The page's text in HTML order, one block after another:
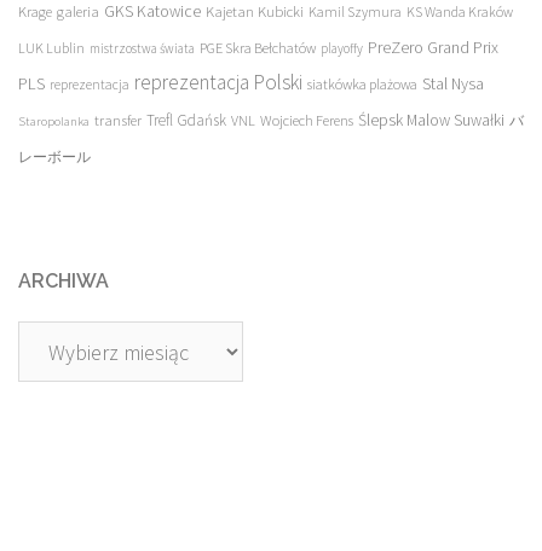
Krage galeria GKS Katowice Kajetan Kubicki Kamil Szymura KS Wanda Kraków
LUK Lublin mistrzostwa świata PGE Skra Bełchatów playoffy PreZero Grand Prix
PLS reprezentacja reprezentacja Polski siatkówka plażowa Stal Nysa
Staropolanka transfer Trefl Gdańsk VNL Wojciech Ferens Ślepsk Malow Suwałki バ
レーボール
ARCHIWA
Archiwa